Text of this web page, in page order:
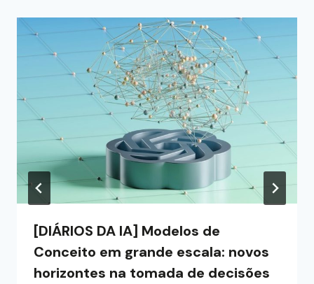
[DIÁRIOS DA IA] Modelos de
Conceito em grande escala: novos
horizontes na tomada de decisões